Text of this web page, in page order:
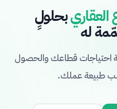
العقاريبحلولٍ
له
احتياجات قطاعك والحصول
طبيعة عملك.